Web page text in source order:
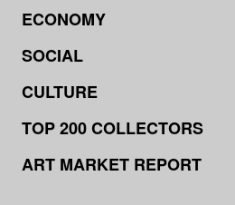
ECONOMY
SOCIAL
CULTURE
TOP 200 COLLECTORS
ART MARKET REPORT